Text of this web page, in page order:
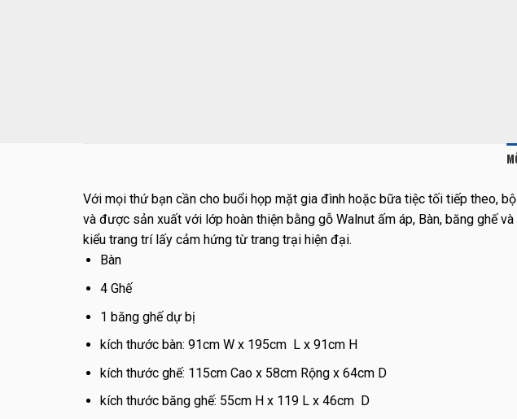
Với mọi thứ bạn cần cho buổi họp mặt gia đình hoặc bữa tiệc tối tiếp theo,
và được sản xuất với lớp hoàn thiện bằng gỗ Walnut ấm áp, Bàn, băng ghế
kiểu trang trí lấy cảm hứng từ trang trại hiện đại.
Bàn
4 Ghế
1 băng ghế dự bị
kích thước bàn: 91cm W x 195cm L x 91cm H
kích thước ghế: 115cm Cao x 58cm Rộng x 64cm D
kích thước băng ghế: 55cm H x 119 L x 46cm D